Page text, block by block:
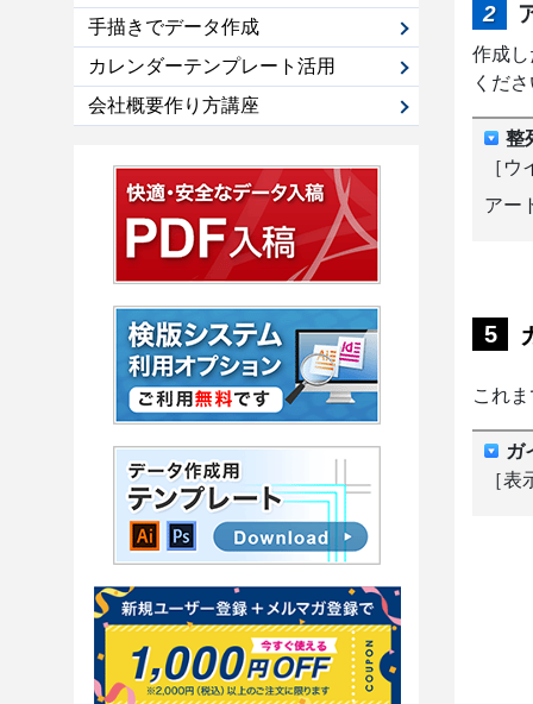
作成
くだ
整
［
アー
これ
ガ
［
手描きでデータ作成
カレンダーテンプレート活用
会社概要作り方講座